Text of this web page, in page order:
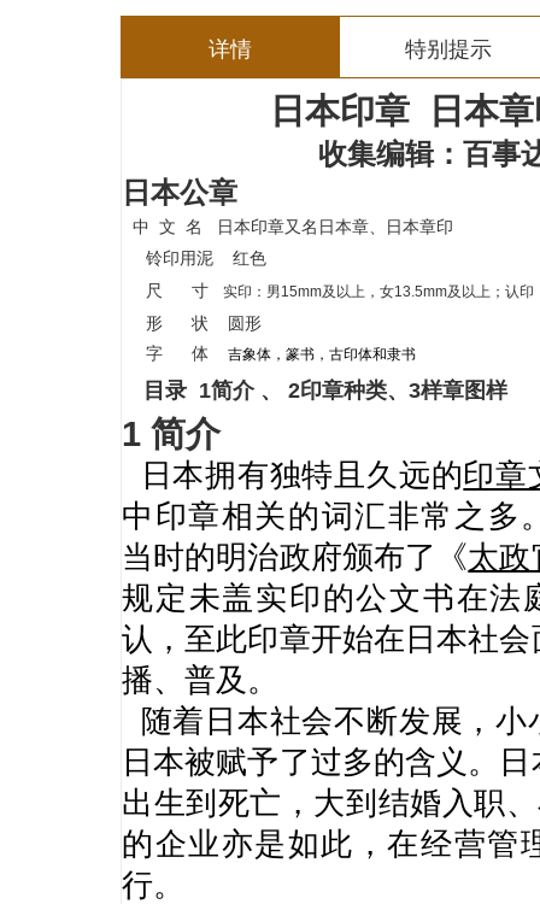
详情 特别提示
日本印章 日本
收集编辑： 百事
日本公章
中 文 名 日本印章又名日本章、日本章印
铃印用泥 红色
尺 寸 实印： 男15mm及以上，女13.5mm及以上； 认印
形 状 圆形
字 体 吉象体，篆书，古印体和隶书
目录 1简介 、 2印章种类、3样章图样
1 简介
日本拥有独特且久远的印章
中印章相关的词汇非常之多
当时的明治政府颁布了《太政
规定未盖实印的公文书在法
认，至此印章开始在日本社
播、普及。
随着日本社会不断发展，小
日本被赋予了过多的含义。
出生到死亡，大到结婚入职
的企业亦是如此，在经营管
行。